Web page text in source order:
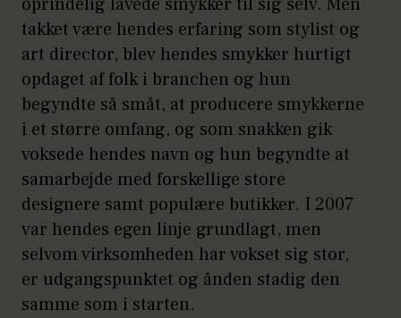
oprindelig lavede smykker til sig selv. Men
takket være hendes erfaring som stylist og
art director, blev hendes smykker hurtigt
opdaget af folk i branchen og hun
begyndte så småt, at producere smykkerne
i et større omfang, og som snakken gik
voksede hendes navn og hun begyndte at
samarbejde med forskellige store
designere samt populære butikker. I 2007
var hendes egen linje grundlagt, men
selvom virksomheden har vokset sig stor,
er udgangspunktet og ånden stadig den
samme som i starten.